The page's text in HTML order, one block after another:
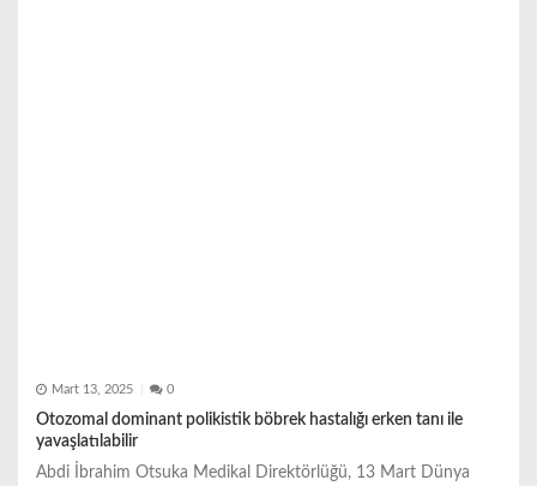
Mart 13, 2025 0
Otozomal dominant polikistik böbrek hastalığı erken tanı ile
yavaşlatılabilir
Abdi İbrahim Otsuka Medikal Direktörlüğü, 13 Mart Dünya